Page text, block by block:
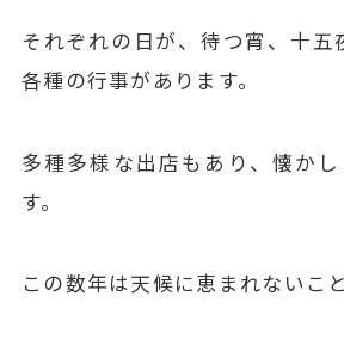
それぞれの日が、待つ宵、十五
各種の行事があります。
多種多様な出店もあり、懐か
す。
この数年は天候に恵まれないこ